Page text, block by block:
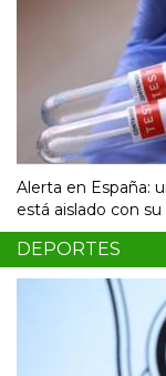
Alerta en España:
está aislado con
DEPORTES